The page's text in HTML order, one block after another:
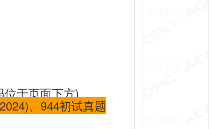
位于页面下方)
、944初试真题